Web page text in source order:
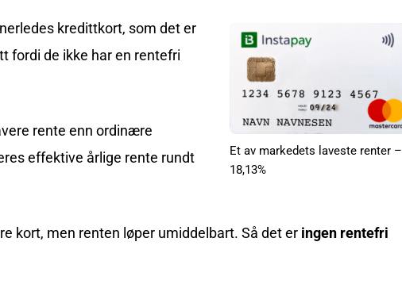
Et av markedets laveste renter –
18,13%
kredittkort, som det er
fordi de ikke har en rentefri
rente enn ordinære
effektive årlige rente rundt
kort, men renten løper umiddelbart. Så det er ingen rentefri